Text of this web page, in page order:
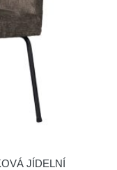
JÍDELNÍ